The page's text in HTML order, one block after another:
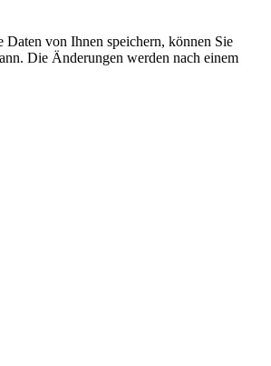
Daten von Ihnen speichern, können Sie
Die Änderungen werden nach einem